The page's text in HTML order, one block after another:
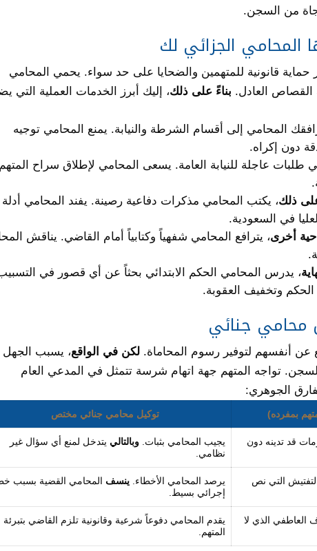
من السجن.
المحامي الجزائي لك
قانونية للمتهمين والضحايا على حد سواء. يحمي المحامي
القصاص العادل. بناءً على ذلك، إليك أبرز الخدمات العملية التي
المحامي إلى أقسام الشرطة والنيابة. يمنع المحامي توجيه
دون إكراه.
طلبات عاجلة للنيابة العامة. يسعى المحامي لإطلاق سراح المتهم
ذلك، يكتب المحامي مذكرات دفاعية رصينة. يفند المحامي أدلة
في السعودية.
أخرى، يترافع المحامي شفهياً وكتابياً أمام القاضي. يناقش
، يدرس المحامي الحكم الابتدائي بحثاً عن أي قصور في
وتخفيف العقوبة.
محامي جنائي
عن أنفسهم لتوفير رسوم المحاماة. لكن في الواقع، يسبب الجهل
تواجه المتهم جهة اتهام شرسة تتمثل في المدعي العام
الجوهري:
بمفرده) توكيل محامي جنائي مختص
قد تدينه دون
يجيب المحامي بثبات.وبالتالي يتدخل لمنع أي سؤال غير
نظامي.
التي نص
يرصد المحامي الأخطاء.ينسف المحامي القضية بسبب
إجرائي بسيط.
العاطفي الذي لا
يقدم المحامي دفوعاً شرعية وقانونية تلزم القاضي بتبرئة
المتهم.